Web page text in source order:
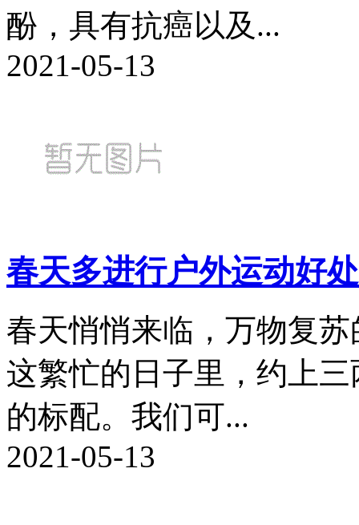
酚，具有抗癌以及...
2021-05-13
春天多进行户外运动好
春天悄悄来临，万物复
这繁忙的日子里，约上
的标配。我们可...
2021-05-13